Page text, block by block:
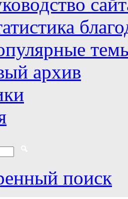
архив
поиск